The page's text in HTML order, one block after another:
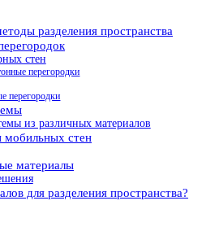
разделения пространства
стен
перегородки
перегородки
из различных материалов
стен
материалы
для разделения пространства?